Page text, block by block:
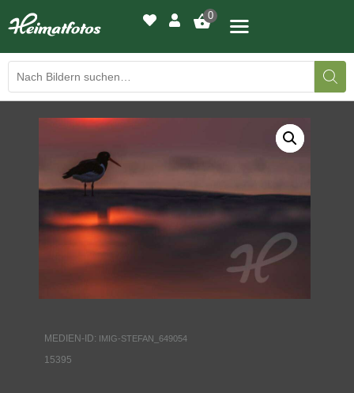
0
BILDERGALERIE
DRUCKQUALITÄTEN
LED-LEUCHTBILDER
WIR DRUCKEN IHR BILD
AUSSTELLUNGEN
KONTAKT
MEDIEN-ID: IMIG-STEFAN_649054
15395